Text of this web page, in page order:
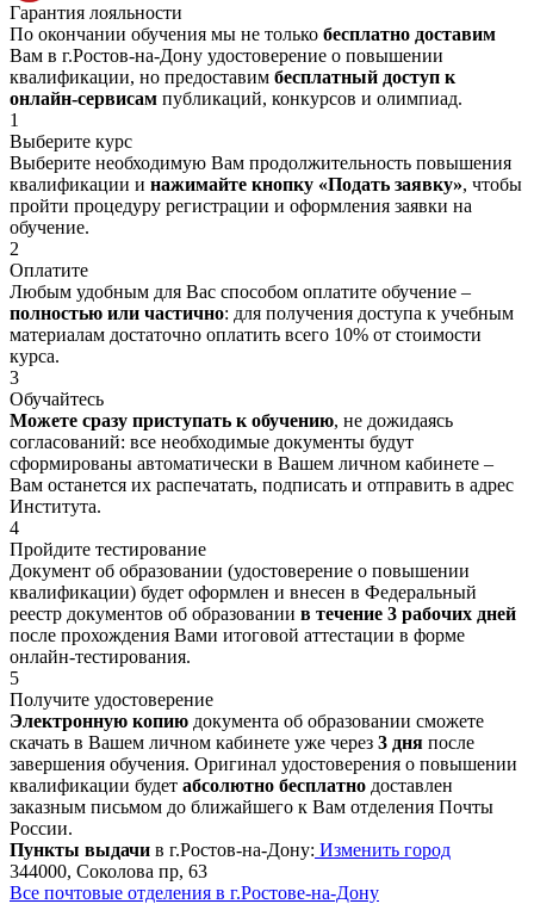
Гарантия лояльности
По окончании обучения мы не только бесплатно доставим
Вам в г.Ростов-на-Дону удостоверение о повышении
квалификации, но предоставим бесплатный доступ к
онлайн-сервисам публикаций, конкурсов и олимпиад.
1
Выберите курс
Выберите необходимую Вам продолжительность повышения
квалификации и нажимайте кнопку «Подать заявку», чтобы
пройти процедуру регистрации и оформления заявки на
обучение.
2
Оплатите
Любым удобным для Вас способом оплатите обучение –
полностью или частично: для получения доступа к учебным
материалам достаточно оплатить всего 10% от стоимости
курса.
3
Обучайтесь
Можете сразу приступать к обучению, не дожидаясь
согласований: все необходимые документы будут
сформированы автоматически в Вашем личном кабинете –
Вам останется их распечатать, подписать и отправить в адрес
Института.
4
Пройдите тестирование
Документ об образовании (удостоверение о повышении
квалификации) будет оформлен и внесен в Федеральный
реестр документов об образовании в течение 3 рабочих дней
после прохождения Вами итоговой аттестации в форме
онлайн-тестирования.
5
Получите удостоверение
Электронную копию документа об образовании сможете
скачать в Вашем личном кабинете уже через 3 дня после
завершения обучения. Оригинал удостоверения о повышении
квалификации будет абсолютно бесплатно доставлен
заказным письмом до ближайшего к Вам отделения Почты
России.
Пункты выдачи в г.Ростов-на-Дону: Изменить город
344000, Соколова пр, 63
Все почтовые отделения в г.Ростове-на-Дону